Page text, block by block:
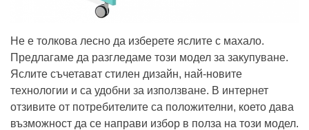
Не е толкова лесно да изберете яслите с махало.
Предлагаме да разгледаме този модел за закупуване.
Яслите съчетават стилен дизайн, най-новите
технологии и са удобни за използване. В интернет
отзивите от потребителите са положителни, което дава
възможност да се направи избор в полза на този модел.